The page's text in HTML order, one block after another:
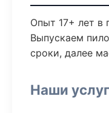
Опыт 17+ лет в
Выпускаем
сроки, далее
Наши